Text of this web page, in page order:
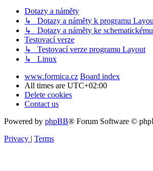
Dotazy a náměty
↳ Dotazy a náměty k programu
↳ Dotazy a náměty ke
Testovací verze
↳ Testovací verze programu Layout
↳ Linux
www.formica.cz Board index
All times are UTC+02:00
Delete cookies
Contact us
Powered by phpBB® Forum Software ©
Privacy | Terms